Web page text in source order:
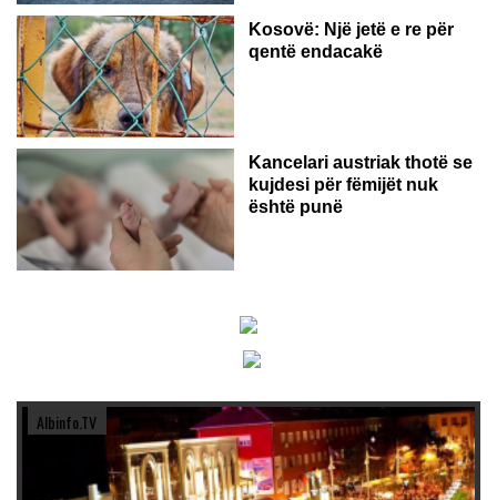
Kosovë: Një jetë e re për
qentë endacakë
Kancelari austriak thotë se
kujdesi për fëmijët nuk
është punë
Albinfo.TV